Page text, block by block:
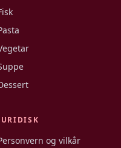
og vilkår